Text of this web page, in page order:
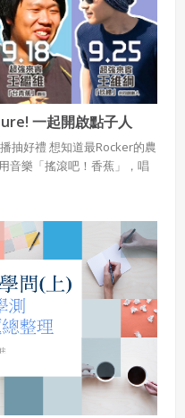
一起開啟點子人
抽好禮 想知道最Rocker的農
音樂「搖滾吧！香蕉」，唱
的記憶嗎?請鎖定週二晚上
帳號登入
帳號登入
點擊立刻註冊
帳號註冊
和隱私政策
點擊立刻登入
本系統），經註冊本
（吉寶系統公司）所有或
網站或系統內之著作物。
作。
著作權條款及隱私權政
員資格。
除經著作權人有標示採取
得重製、轉載、散布或類
定註冊